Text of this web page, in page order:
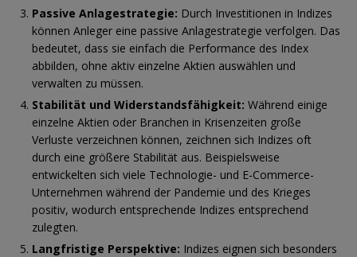
Passive Anlagestrategie: Durch Investitionen in Indizes
können Anleger eine passive Anlagestrategie verfolgen. Das
bedeutet, dass sie einfach die Performance des Index
abbilden, ohne aktiv einzelne Aktien auswählen und
verwalten zu müssen.
Stabilität und Widerstandsfähigkeit: Während einige
einzelne Aktien oder Branchen in Krisenzeiten große
Verluste verzeichnen können, zeichnen sich Indizes oft
durch eine größere Stabilität aus. Beispielsweise
entwickelten sich viele Technologie- und E-Commerce-
Unternehmen während der Pandemie und des Krieges
positiv, wodurch entsprechende Indizes entsprechend
zulegten.
Langfristige Perspektive: Indizes eignen sich besonders